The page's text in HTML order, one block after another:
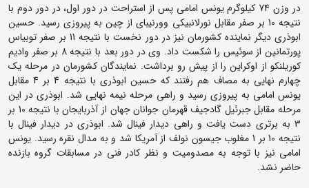
در وزن 74 کیلوگرم یونس امامی پس از استراحت در دور اول، در دور دوم با
نتیجه 10 بر صفر مقابل نورلانبیکی وورنیبای از چین به پیروزی رسید. حسین
ابوذری دیگر نماینده کشورمان نیز در دور نخست با نتیجه 11 بر صفر توبیاس
پورتمانین از سوئیس را شکست داد. وی در دور بعد با نتیجه 8 بر صفر وادیم
کوریلنکو از اوکراین را از پیش رو برداشت. نمایندگان کشورمان در مرحله یک
چهارم نهایی به مصاف هم رفتند که حسین ابوذری با نتیجه 4 بر 4 مقابل
یونس امامی به پیروزی رسید و راهی مرحله نیمه نهایی شد. ابوذری در این
مرحله مقابل جبرئیل گادجیف قهرمان جوانان جهان از آذربایجان با نتیجه 10 بر
3 به برتری دست یافت و راهی دیدار فینال شد. ابوذری در دیدار فینال با
نتیجه 10 بر 1 مغلوب جیسون نولف از آمریکا شد و به مدال نقره رسید. یونس
امامی نیز با توجه به مصدومیت و نظر کادر فنی در مسابقات گروه بازنده
حاضر نشد.